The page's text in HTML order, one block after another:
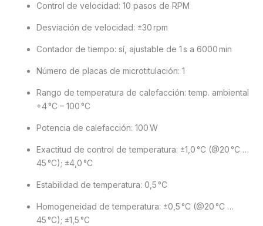
Control de velocidad: 10 pasos de RPM
Desviación de velocidad: ±30 rpm
Contador de tiempo: sí, ajustable de 1 s a 6000 min
Número de placas de microtitulación: 1
Rango de temperatura de calefacción: temp. ambiental
+4 °C – 100 °C
Potencia de calefacción: 100 W
Exactitud de control de temperatura: ±1,0 °C (@20 °C …
45 °C); ±4,0 °C
Estabilidad de temperatura: 0,5 °C
Homogeneidad de temperatura: ±0,5 °C (@20 °C …
45 °C); ±1,5 °C